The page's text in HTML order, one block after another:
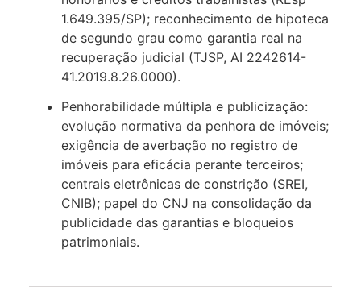
1.649.395/SP); reconhecimento de hipoteca
de segundo grau como garantia real na
recuperação judicial (TJSP, AI 2242614-
41.2019.8.26.0000).
Penhorabilidade múltipla e publicização:
evolução normativa da penhora de imóveis;
exigência de averbação no registro de
imóveis para eficácia perante terceiros;
centrais eletrônicas de constrição (SREI,
CNIB); papel do CNJ na consolidação da
publicidade das garantias e bloqueios
patrimoniais.